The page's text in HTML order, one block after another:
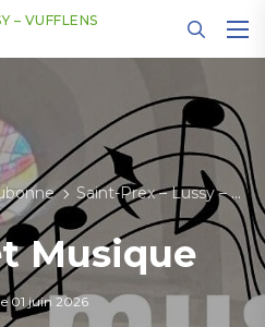
– VUFFLENS
Saint-Prex – Lussy – Vufflens
Musique
01 juin 2026